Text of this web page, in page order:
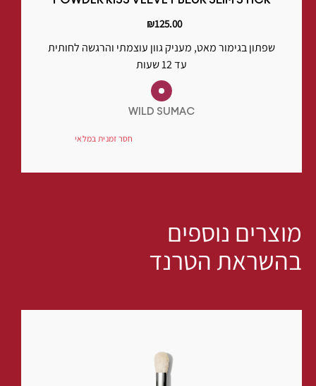
₪125.00
שפתון בגימור מאט, מעניק גוון עוצמתי והרגשה לחותית
עד 12 שעות
WILD SUMAC
חסר זמנית במלאי
מוצרים נוספים
בהשראת הטרנד